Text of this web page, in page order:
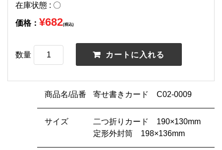
在庫状態 : 〇
価格： ¥682(税込)
数量
商品名/品番 寄せ書きカード C02-0009
サイズ
二つ折りカード 190×130mm
定形外封筒 198×136mm